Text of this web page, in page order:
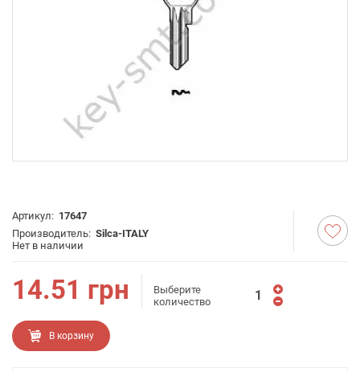
Артикул: 17647
Производитель: Silca-ITALY
Нет в наличии
14.51 грн
Выберите
количество
В корзину